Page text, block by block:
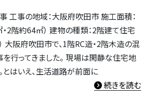
工事の地域：大阪府吹田市 施工面積：
2階約64㎡） 建物の種類：2階建て住宅
大阪府吹田市で、1階RC造・2階木造の混
行ってきました。 現場は閑静な住宅地
とはいえ、生活道路が前面に
続きを読む